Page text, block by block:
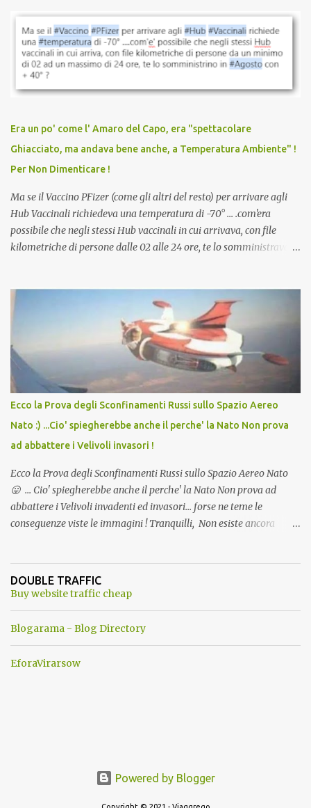
vaccinazione. Non avevamo mai sentito parlare di ricompense,
sconti, incentivi per vaccinarsi. Non avevamo mai visto
discriminazioni per coloro che non l’hanno fatto. Se non sei stato
vaccinato, nessuno aveva prima cercato di farti sentire una
persona cattiva. Non avevamo mai visto un vaccino che minacci le
vaccino usato per minacciare i mezzi di sussistenza, il lavoro o la
scuola. Non avevamo mai visto un vaccino che permettesse a un
dodicenne di ignorare il consenso dei genitori. Dopo tutti i vaccini
che abbiamo elencato sopra...
Era un po' come l' Amaro del Capo, era "spettacolare
Ghiacciato, ma andava bene anche, a Temperatura Ambiente" !
Per Non Dimenticare !
Ma se il Vaccino PFizer (come gli altri del resto) per arrivare agli
Hub Vaccinali richiedeva una temperatura di -70° ... .com'era
possibile che negli stessi Hub vaccinali in cui arrivava, con file
kilometriche di persone dalle 02 alle 24 ore, te lo somministravano
Vaccino come: l' Amaro del Capo, era "spettacolare Ghiacciato, ma
andava bene anche, a Temperatura Ambiente"! Riproponiamo
l'articolo per NON Dimenticare!
Ecco la Prova degli Sconfinamenti Russi sullo Spazio Aereo
Nato :) ...Cio' spiegherebbe anche il perche' la Nato Non prova
ad abbattere i Velivoli invasori !
Ecco la Prova degli Sconfinamenti Russi sullo Spazio Aereo Nato
😛 ... Cio' spiegherebbe anche il perche' la Nato Non prova ad
abbattere i Velivoli invadenti ed invasori... forse ne teme le
conseguenze viste le immagini ! Tranquilli, Non esiste ancora
ancora una fantasia Nato o forse una "False Flag", per provocare
una guerra mondiale che difficilmente da menti sane, potrebbe
DOUBLE TRAFFIC
Buy website traffic cheap
Blogarama - Blog Directory
EforaVirarsow
Powered by Blogger